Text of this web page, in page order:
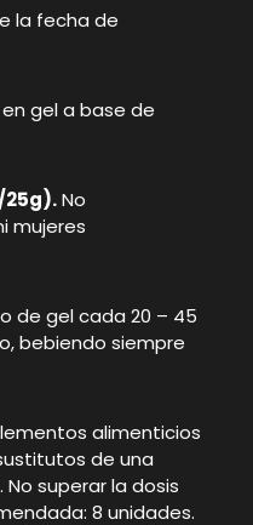
la fecha de
gel a base de
25g).No
mujeres
de gel cada 20 – 45
bebiendo siempre
alimenticios
de una
superar la dosis
8 unidades.